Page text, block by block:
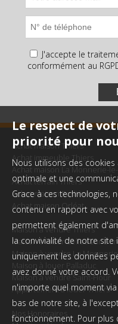
J'accepte le
conformément au
Achat maison Thiers
Achat immeuble Thiers
Achat maison La Monnerie-
Achat terrain Thiers
Achat maison Paslières
Achat maison Orléat
Maison à vendre Thiers
Maison à louer Celles-sur-
Maison à vendre La
Maison à louer Palladuc
Maison à vendre Saint-Flour
Appartement à louer Thiers
Nos Honoraires
Le respect de
priorité pour
Nous utilisons des
optimale et une
Grace à ces technologies,
contenu en rapport avec
permettent également
la convivialité de notre
uniquement les données
avez donné votre accord.
n'importe quel moment
bas de notre site, à
fonctionnement. Pour